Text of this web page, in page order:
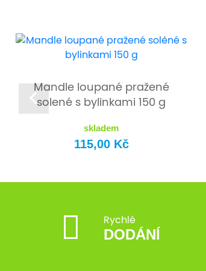
Mandle loupané pražené
solené s bylinkami 150 g
skladem
115,00 Kč
Rychlé
DODÁNÍ